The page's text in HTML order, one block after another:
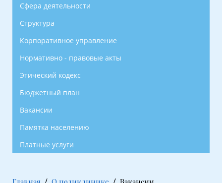
Сфера деятельности
Структура
Корпоративное управление
Нормативно - правовые акты
Этический кодекс
Бюджетный план
Вакансии
Памятка населению
Платные услуги